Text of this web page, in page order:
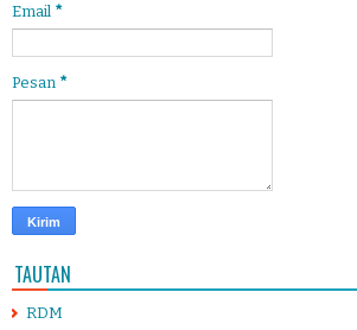
Email *
Pesan *
TAUTAN
RDM